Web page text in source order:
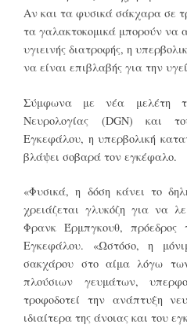
Αν και τα φυσικά σάκχαρα σε
τα γαλακτοκομικά μπορούν να
υγιεινής διατροφής, η
να είναι επιβλαβής για την
Σύμφωνα με νέα μελέτη
Νευρολογίας (DGN) και
Εγκεφάλου, η υπερβολική
βλάψει σοβαρά τον εγκέφαλο.
«Φυσικά, η δόση κάνει το
χρειάζεται γλυκόζη για να
Φρανκ Έρμπγκουθ, πρόεδρος
Εγκεφάλου. «Ωστόσο, η
σακχάρου στο αίμα λόγω
πλούσιων γευμάτων,
τροφοδοτεί την ανάπτυξη
ιδιαίτερα της άνοιας και του